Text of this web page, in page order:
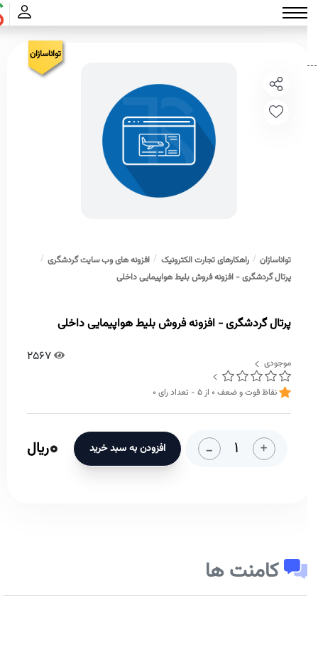
تواناسازان
تواناسازان راهکارهای تجارت الکترونیک
افزونه های وب سایت گردشگری
پرتال گردشگری - افزونه فروش بلیط هواپیمایی داخلی
پرتال گردشگری - افزونه فروش بلیط هواپیمایی داخلی
موجودی
نقاظ قوت و ضعف0از5- تعداد رای0
2567
+
- افزودن به سبد خرید ریال
کامنت ها